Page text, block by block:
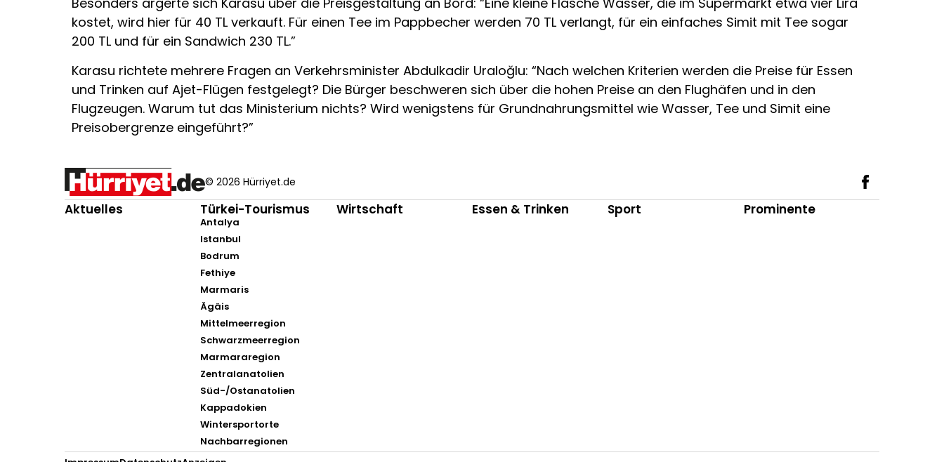
kostet, wird hier für 40 TL verkauft. Für einen Tee im Pappbecher werden 70 TL verlangt, für ein einfaches Simit mit Tee sogar
200 TL und für ein Sandwich 230 TL.”
Karasu richtete mehrere Fragen an Verkehrsminister Abdulkadir Uraloğlu: “Nach welchen Kriterien werden die Preise für Essen
und Trinken auf Ajet-Flügen festgelegt? Die Bürger beschweren sich über die hohen Preise an den Flughäfen und in den
Flugzeugen. Warum tut das Ministerium nichts? Wird wenigstens für Grundnahrungsmittel wie Wasser, Tee und Simit eine
Preisobergrenze eingeführt?”
© 2026 Hürriyet.de
Aktuelles Türkei-Tourismus
Antalya
Istanbul
Bodrum
Fethiye
Marmaris
Ägäis
Mittelmeerregion
Schwarzmeerregion
Marmararegion
Zentralanatolien
Süd-/Ostanatolien
Kappadokien
Wintersportorte
Nachbarregionen
Wirtschaft Essen & Trinken Sport Prominente